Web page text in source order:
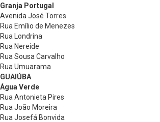
Granja Portugal
Avenida José Torres
Rua Emílio de Menezes
Rua Londrina
Rua Nereide
Rua Sousa Carvalho
Rua Umuarama
GUAIÚBA
Água Verde
Rua Antonieta Pires
Rua João Moreira
Rua Josefá Bonvida